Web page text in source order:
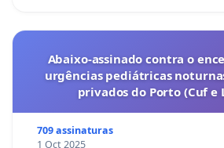
Abaixo-assinado contra o
urgências pediátricas
privados do Porto (Cuf e
709 assinaturas
1 Oct 2025